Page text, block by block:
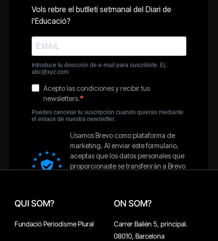
QUI SOM?
Fundació Periodisme Plural
ON SOM?
Carrer Bailén 5, principal.
08010, Barcelona